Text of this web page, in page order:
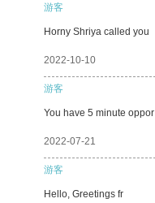
游客
Horny Shriya called you
2022-10-10
游客
You have 5 minute oppor
2022-07-21
游客
Hello, Greetings fr